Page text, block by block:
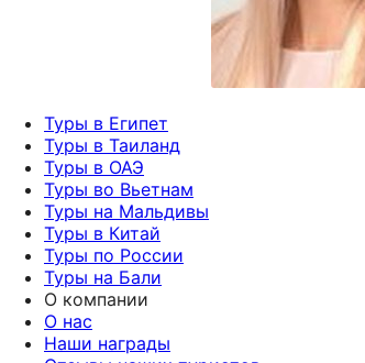
Туры в Египет
Туры в Таиланд
Туры в ОАЭ
Туры во Вьетнам
Туры на Мальдивы
Туры в Китай
Туры по России
Туры на Бали
О компании
О нас
Наши награды